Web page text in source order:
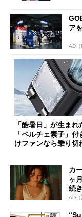
ア
AD（
「酷暑日」が生ま
「ペルチェ素子」付
けファンなら乗り切
カ
ヶ
続
AD（